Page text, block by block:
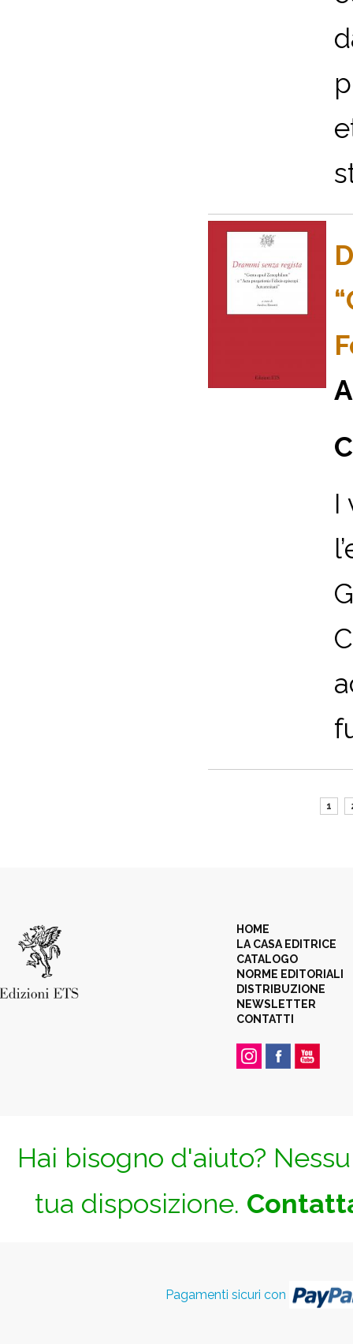
I
1
HOME
LA CASA EDITRICE
CATALOGO
NORME EDITORIALI
DISTRIBUZIONE
NEWSLETTER
CONTATTI
Hai bisogno d'aiuto?
tua disposizione.
Pagamenti sicuri con